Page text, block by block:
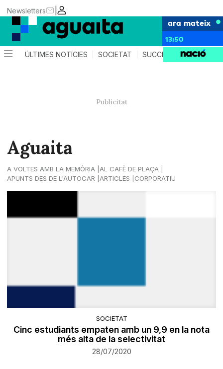
|
Newsletters
ara mateix
13:50
ÚLTIMES NOTÍCIES SOCIETAT SUCCESSOS AGENDA
Aguaita
A VOLTES AMB LA MEMÒRIA
AL CAFÈ DE PLAÇA
APUNTS DES DE L'AUTOCAR
ARTICLES CORPORATIU
SOCIETAT
Cinc estudiants empaten amb un 9,9 en la nota
més alta de la selectivitat
28/07/2020